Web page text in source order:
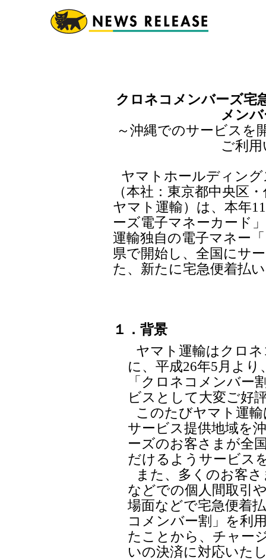
クロネコメンバーズ宅
メン
～沖縄でのサービスを
ご利
ヤマトホールディン
（本社：東京都中央区
ヤマト運輸）は、本年
ーズ電子マネーカード
運輸独自の電子マネー
県で開始し、全国にサ
た、新たに宅急便着払
１．背景
ヤマト運輸はクロ
に、平成26年5月よ
「クロネコメンバー
ビスとして大変ご好
このたびヤマト運
サービス提供地域を
ーズのお客さまが全
だけるようサービス
また、多くのお客
などでの個人間取引
場面などで宅急便着
コメンバー割」を利
たことから、チャー
いの決済に対応いた